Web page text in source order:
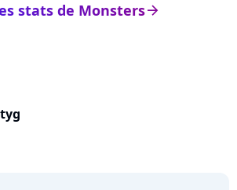
arrow_right
stats de Monsters